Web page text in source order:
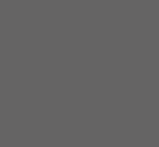
今後の店舗発展に
いっぱいのお店作